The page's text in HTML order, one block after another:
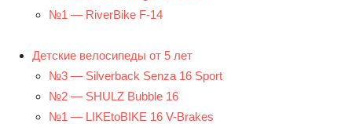
№1 — RiverBike F-14
Детские велосипеды от 5 лет
№3 — Silverback Senza 16 Sport
№2 — SHULZ Bubble 16
№1 — LIKEtoBIKE 16 V-Brakes